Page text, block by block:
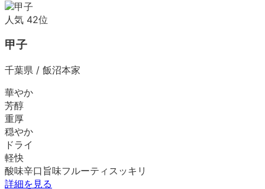
人気 42位
甲子
千葉県 / 飯沼本家
華やか
芳醇
重厚
穏やか
ドライ
軽快
酸味辛口 旨味フルーティ スッキリ
詳細を見る